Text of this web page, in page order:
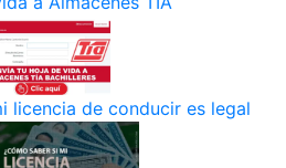
licencia de conducir es legal